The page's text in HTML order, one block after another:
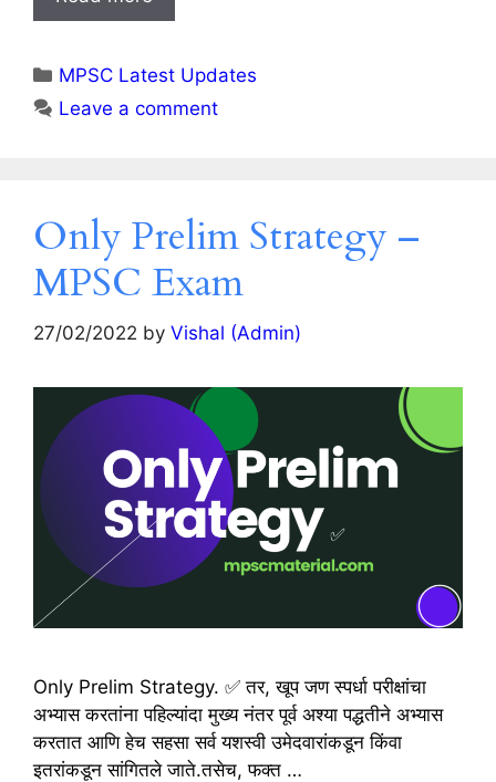
Categories
MPSC Latest Updates
Leave a comment
Only Prelim Strategy –
MPSC Exam
27/02/2022 by Vishal (Admin)
Only Prelim Strategy. ✅ तर, खूप जण स्पर्धा परीक्षांचा
अभ्यास करतांना पहिल्यांदा मुख्य नंतर पूर्व अश्या पद्धतीने अभ्यास
करतात आणि हेच सहसा सर्व यशस्वी उमेदवारांकडून किंवा
इतरांकडून सांगितले जाते.तसेच, फक्त …